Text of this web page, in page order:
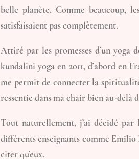
belle planète. Comme beaucoup,
satisfaisaient pas complètement.
Attiré par les promesses d’un yoga
kundalini yoga en 2011, d’abord en
me permit de connecter la
ressentie dans ma chair bien au-delà
Tout naturellement, j’ai décidé par
différents enseignants comme
citer qu’eux.